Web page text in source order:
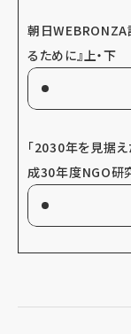
朝日WEBRONZA
るために』上・下
「2030年を見据
成30年度NGO研